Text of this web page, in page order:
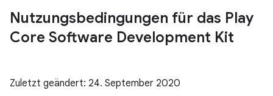
Nutzungsbedingungen für das Play
Core Software Development Kit
Zuletzt geändert: 24. September 2020